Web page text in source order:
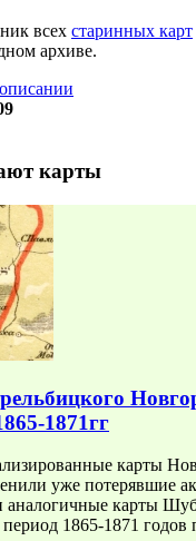
всех старинных карт
архиве.
карты
1871гг
карты
уже потерявшие
аналогичные карты
1865-1871 годов